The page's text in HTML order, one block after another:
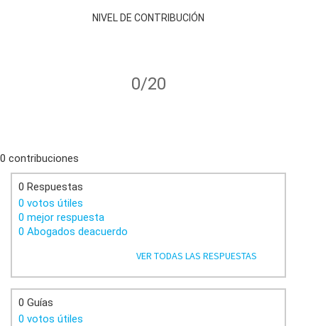
NIVEL DE CONTRIBUCIÓN
0/20
0 contribuciones
0 Respuestas
0 votos útiles
0 mejor respuesta
0 Abogados deacuerdo
VER TODAS LAS RESPUESTAS
0 Guías
0 votos útiles